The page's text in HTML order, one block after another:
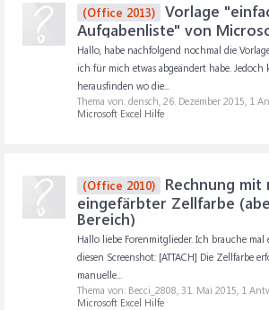
(Office 2013)
Vorlage
Aufgabenliste" von
Hallo, habe nachfolgend nochmal die
ich für mich etwas abgeändert habe.
herausfinden wo die...
Thema von: densch, 26. Dezember 2015, 1
Microsoft Excel Hilfe
(Office 2010)
Rechnung mit
eingefärbter Zellfarbe
Bereich)
Hallo liebe Forenmitglieder. Ich brauche mal
diesen Screenshot: [ATTACH] Die Zellfarbe
manuelle...
Thema von: Becci_2808, 31. Mai 2015, 1
Microsoft Excel Hilfe